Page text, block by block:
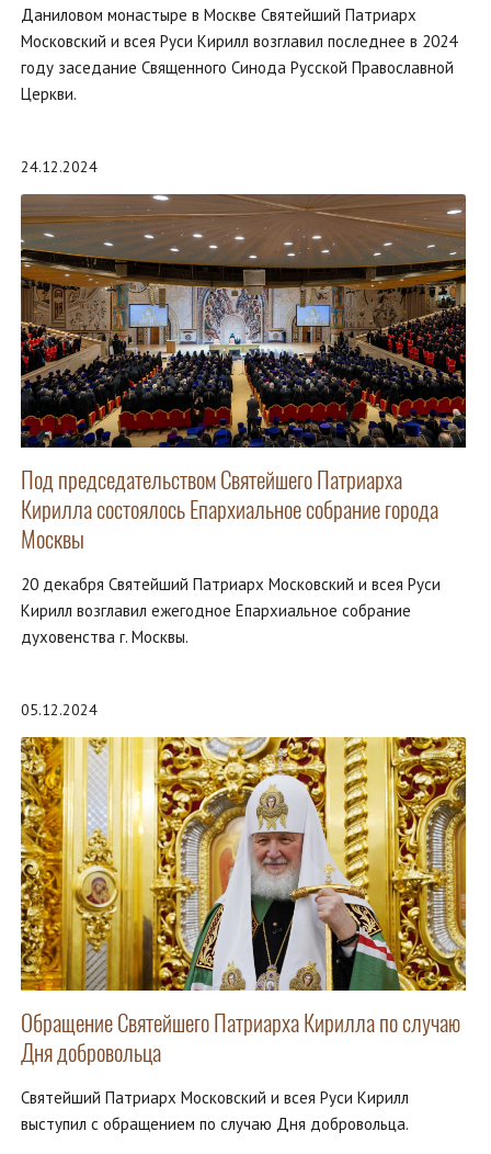
Даниловом монастыре в Москве Святейший Патриарх
Московский и всея Руси Кирилл возглавил последнее в 2024
году заседание Священного Синода Русской Православной
Церкви.
24.12.2024
Под председательством Святейшего Патриарха
Кирилла состоялось Епархиальное собрание города
Москвы
20 декабря Святейший Патриарх Московский и всея Руси
Кирилл возглавил ежегодное Епархиальное собрание
духовенства г. Москвы.
05.12.2024
Обращение Святейшего Патриарха Кирилла по случаю
Дня добровольца
Святейший Патриарх Московский и всея Руси Кирилл
выступил с обращением по случаю Дня добровольца.